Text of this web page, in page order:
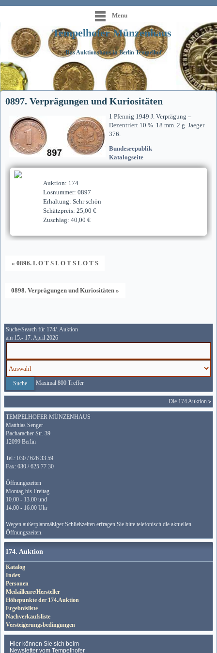
Menu
Tempelhofer Münzenhaus
Das Auktionshaus in Berlin Tempelhof
0897. Verprägungen und Kuriositäten
1 Pfennig 1949 J. Verprägung –
Dezentriert 10 %. 18 mm. 2 g. Jaeger
376.
Bundesrepublik
Katalogseite
Auktion: 174
Losnummer: 0897
Erhaltung: Sehr schön
Schätzpreis: 25,00 €
Zuschlag: 40,00 €
« 0896. L O T S L O T S L O T S
0898. Verprägungen und Kuriositäten »
Suche/Search für 174/. Auktion
am 15.- 17. April 2026
Maximal 800 Treffer
Die 174 Auktion
TEMPELHOFER MÜNZENHAUS
Matthias Senger
Bacharacher Str. 39
12099 Berlin
Tel.: 030 / 626 33 59
Fax: 030 / 625 77 30
Öffnungszeiten
Montag bis Freitag
10.00 - 13.00 und
14.00 - 16.00 Uhr
Wegen außerplanmäßiger Schließzeiten erfragen Sie bitte telefonisch die aktuellen
Öffnungszeiten.
174. Auktion
Katalog
Index
Personen
Medailleure/Hersteller
Höhepunkte der 174.Auktion
Ergebnisliste
Nachverkaufsliste
Versteigerungsbedingungen